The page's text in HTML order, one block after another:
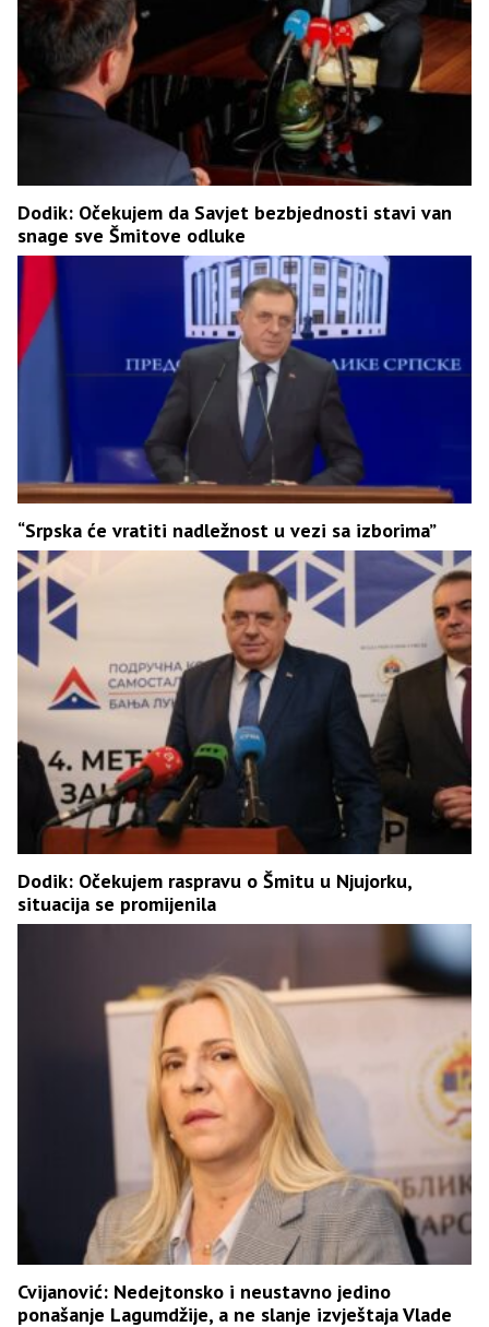
Dodik: Očekujem da Savjet bezbjednosti stavi van
snage sve Šmitove odluke
“Srpska će vratiti nadležnost u vezi sa izborima”
Dodik: Očekujem raspravu o Šmitu u Njujorku,
situacija se promijenila
Cvijanović: Nedejtonsko i neustavno jedino
ponašanje Lagumdžije, a ne slanje izvještaja Vlade